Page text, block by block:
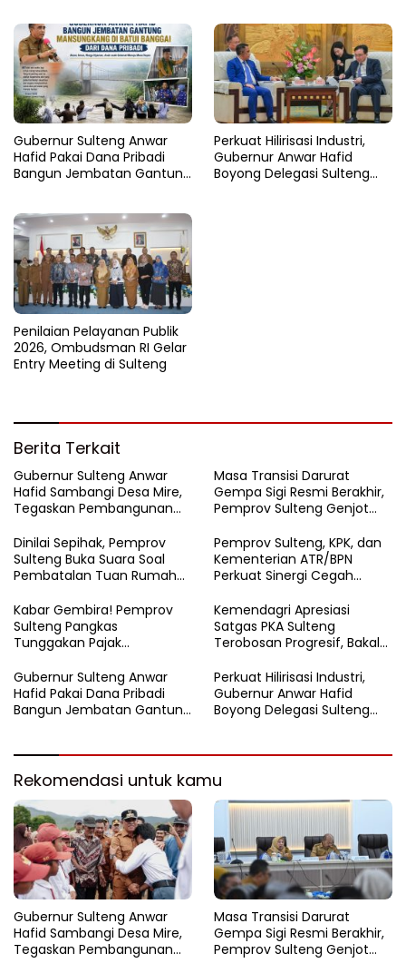
Gubernur Sulteng Anwar
Hafid Pakai Dana Pribadi
Bangun Jembatan Gantung
Perkuat Hilirisasi Industri,
Gubernur Anwar Hafid
Boyong Delegasi Sulteng
Penilaian Pelayanan Publik
2026, Ombudsman RI Gelar
Entry Meeting di Sulteng
Berita Terkait
Gubernur Sulteng Anwar
Hafid Sambangi Desa Mire,
Tegaskan Pembangunan
Touna
Masa Transisi Darurat
Gempa Sigi Resmi Berakhir,
Pemprov Sulteng Genjot
Dinilai Sepihak, Pemprov
Sulteng Buka Suara Soal
Pembatalan Tuan Rumah
Pemprov Sulteng, KPK, dan
Kementerian ATR/BPN
Perkuat Sinergi Cegah
Kabar Gembira! Pemprov
Sulteng Pangkas
Tunggakan Pajak
Persen
Kemendagri Apresiasi
Satgas PKA Sulteng
Terobosan Progresif, Bakal
Nasional
Gubernur Sulteng Anwar
Hafid Pakai Dana Pribadi
Bangun Jembatan Gantung
Perkuat Hilirisasi Industri,
Gubernur Anwar Hafid
Boyong Delegasi Sulteng
Rekomendasi untuk kamu
Gubernur Sulteng Anwar
Hafid Sambangi Desa Mire,
Tegaskan Pembangunan
Masa Transisi Darurat
Gempa Sigi Resmi Berakhir,
Pemprov Sulteng Genjot